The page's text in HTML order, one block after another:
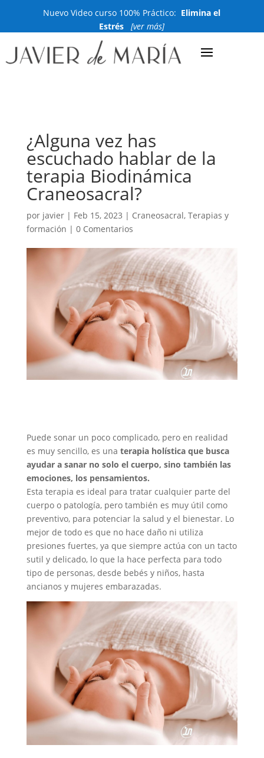
Nuevo Video curso 100% Práctico: Elimina el
Estrés
[ver más]
¿Alguna vez has
escuchado hablar de la
terapia Biodinámica
Craneosacral?
por javier| Feb 15, 2023 | Craneosacral, Terapias y
formación | 0 Comentarios
Puede sonar un poco complicado, pero en realidad
es muy sencillo, es una terapia holística que busca
ayudar a sanar no solo el cuerpo, sino también las
emociones, los pensamientos.
Esta terapia es ideal para tratar cualquier parte del
cuerpo o patología, pero también es muy útil como
preventivo, para potenciar la salud y el bienestar. Lo
mejor de todo es que no hace daño ni utiliza
presiones fuertes, ya que siempre actúa con un tacto
sutil y delicado, lo que la hace perfecta para todo
tipo de personas, desde bebés y niños, hasta
ancianos y mujeres embarazadas.